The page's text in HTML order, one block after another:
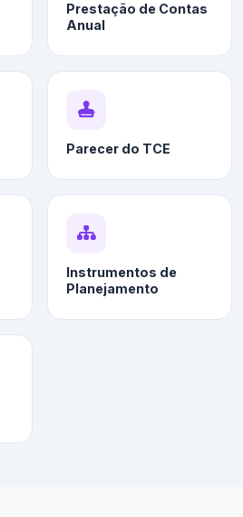
Prestação de Contas
Anual
Parecer do TCE
Instrumentos de
Planejamento